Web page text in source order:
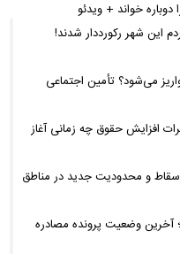
این شهر رکورددار شدند!
می‌شود؟ تأمین اجتماعی
افزایش حقوق چه زمانی آغاز
و محدودیت جدید در مناطق
آخرین وضعیت پرونده مصادره